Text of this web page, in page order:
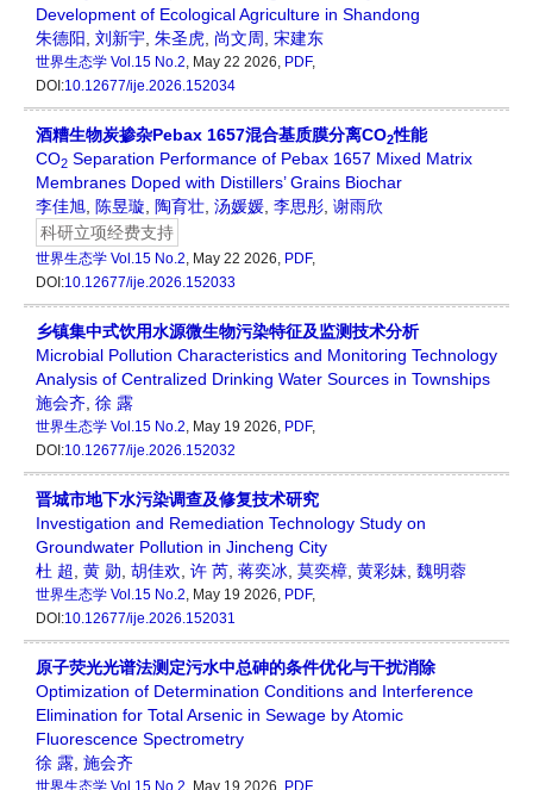
Development of Ecological Agriculture in Shandong
朱德阳 刘新宇 朱圣虎 尚文周 宋建东
世界生态学 Vol.15 No.2, May 22 2026, PDF,
DOI:10.12677/ije.2026.152034
酒糟生物炭掺杂Pebax 1657混合基质膜分离CO2性能
CO2 Separation Performance of Pebax 1657 Mixed Matrix
Membranes Doped with Distillers’ Grains Biochar
李佳旭
陈昱璇 陶育壮 汤媛媛 李思彤 谢雨欣
科研立项经费支持
世界生态学 Vol.15 No.2, May 22 2026, PDF,
DOI:10.12677/ije.2026.152033
乡镇集中式饮用水源微生物污染特征及监测技术分析
Microbial Pollution Characteristics and Monitoring Technology
Analysis of Centralized Drinking Water Sources in Townships
施会齐 徐 露
世界生态学 Vol.15 No.2, May 19 2026, PDF,
DOI:10.12677/ije.2026.152032
晋城市地下水污染调查及修复技术研究
Investigation and Remediation Technology Study on
Groundwater Pollution in Jincheng City
杜 超 黄 勋 胡佳欢 许 芮 蒋奕冰 莫奕樟 黄彩妹 魏明蓉
世界生态学 Vol.15 No.2, May 19 2026, PDF,
DOI:10.12677/ije.2026.152031
原子荧光光谱法测定污水中总砷的条件优化与干扰消除
Optimization of Determination Conditions and Interference
Elimination for Total Arsenic in Sewage by Atomic
Fluorescence Spectrometry
徐 露 施会齐
世界生态学 Vol.15 No.2, May 19 2026, PDF,